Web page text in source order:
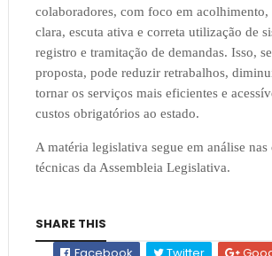
colaboradores, com foco em acolhimento,
clara, escuta ativa e correta utilização de
registro e tramitação de demandas. Isso,
proposta, pode reduzir retrabalhos,
tornar os serviços mais eficientes e
custos obrigatórios ao estado.
A matéria legislativa segue em análise nas
técnicas da Assembleia Legislativa.
SHARE THIS
Facebook
Twitter